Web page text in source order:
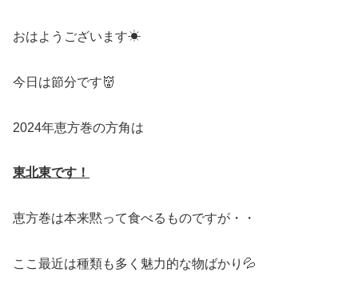
おはようございます☀
今日は節分です👹
2024年恵方巻の方角は
東北東です！
恵方巻は本来黙って食べるものですが・・
ここ最近は種類も多く魅力的な物ばかり💦